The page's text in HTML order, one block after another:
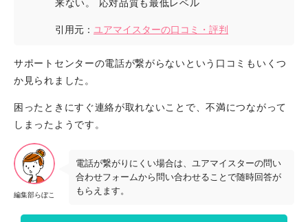
来ない。 応対品質も最低レベル
引用元： ユアマイスターの口コミ・評判
サポートセンターの電話が繋がらないという口コミもいくつ
か見られました。
困ったときにすぐ連絡が取れないことで、不満につながって
しまったようです。
編集部らぼこ
電話が繋がりにくい場合は、ユアマイスターの問い
合わせフォームから問い合わせることで随時回答が
もらえます。